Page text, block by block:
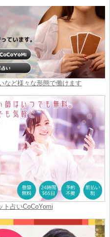
など様々な形態で働けます
ト占いCoCoYomi